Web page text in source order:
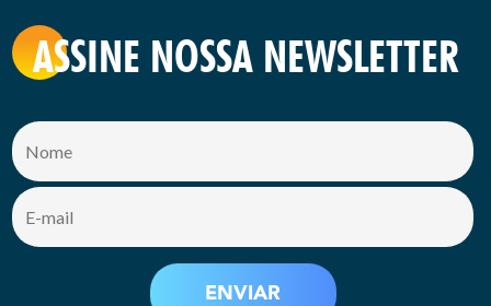
ASSINE NOSSA NEWSLETTER